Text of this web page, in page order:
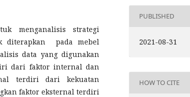
menganalisis strategi
diterapkan pada mebel
data yang digunakan
dari faktor internal dan
terdiri dari kekuatan
faktor eksternal terdiri
PUBLISHED
2021-08-31
HOW TO CITE